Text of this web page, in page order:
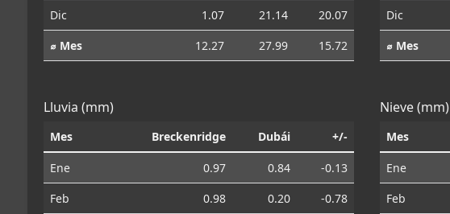
Dic
1.07 21.14
20.07
⌀ Mes
12.27 27.99 15.72
Dic
⌀ Mes
Lluvia (mm)
Mes Breckenridge Dubái +/-
Ene 0.97 0.84
-0.13
Feb
0.98 0.20
-0.78
Nieve (mm)
Mes
Ene
Feb